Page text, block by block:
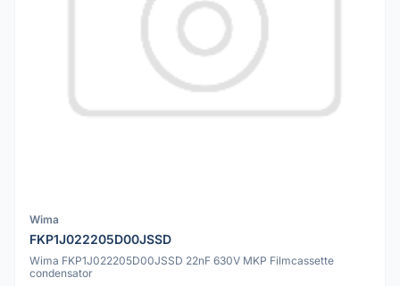
Wima
FKP1J022205D00JSSD
Wima FKP1J022205D00JSSD 22nF 630V MKP Filmcassette
condensator